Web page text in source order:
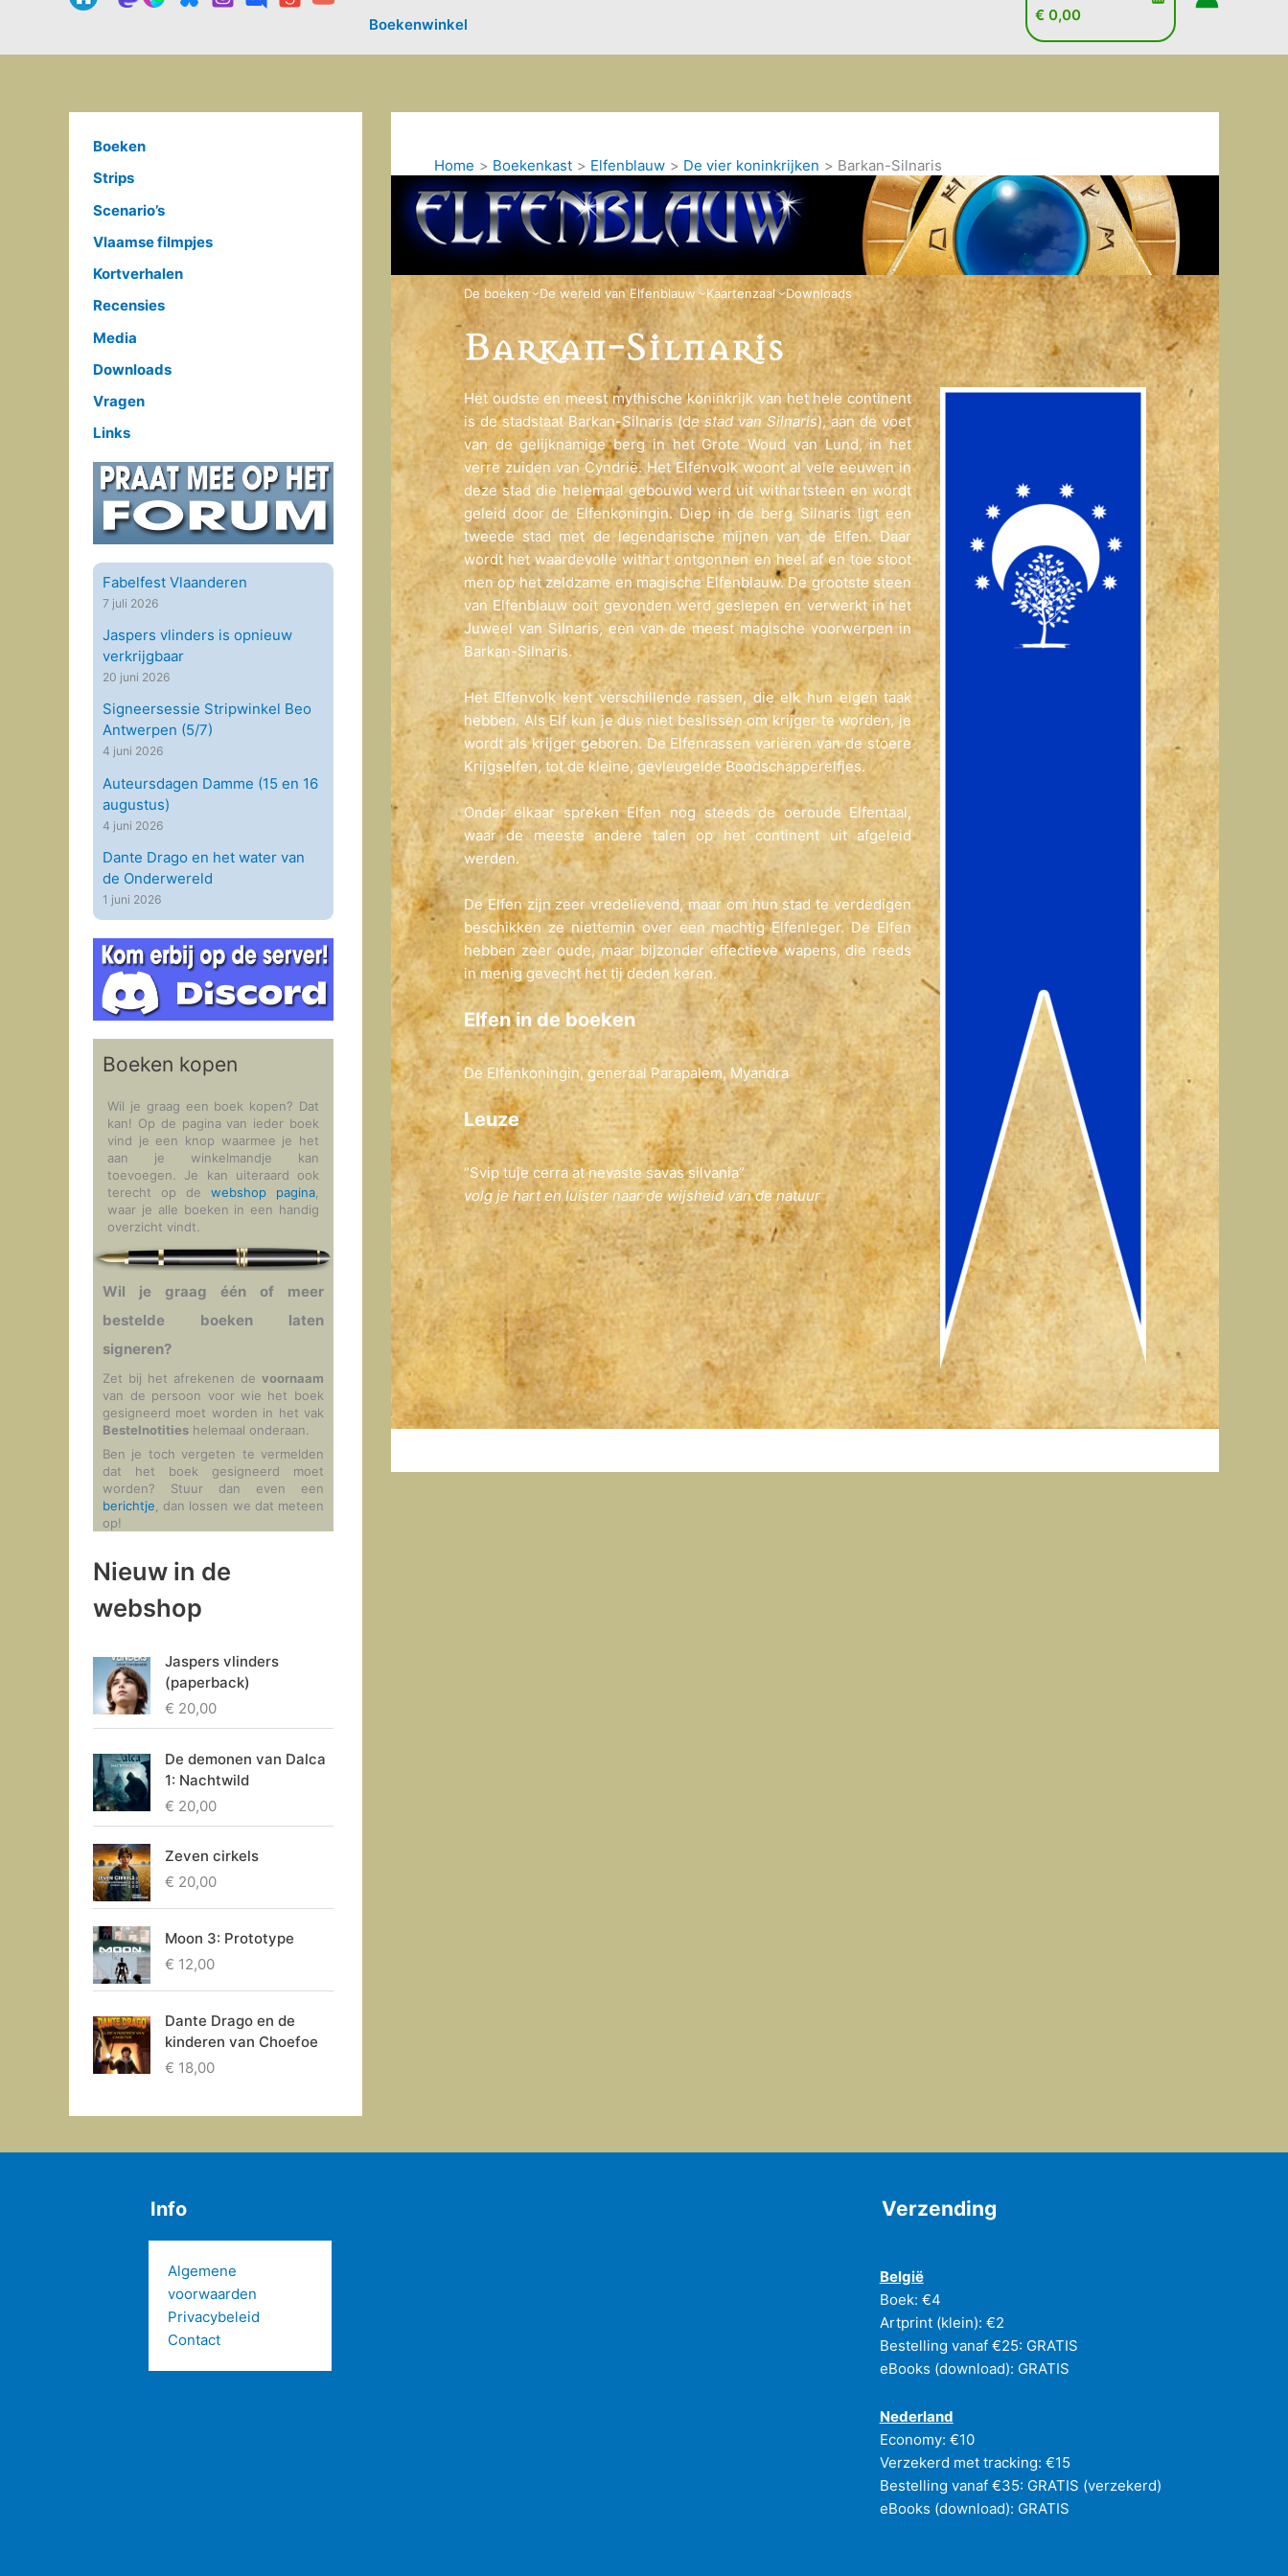
Boekenwinkel
€ 0,00
Boeken
Strips
Scenario’s
Vlaamse filmpjes
Kortverhalen
Recensies
Media
Downloads
Vragen
Links
Fabelfest Vlaanderen
7 juli 2026
Jaspers vlinders is opnieuw
verkrijgbaar
20 juni 2026
Signeersessie Stripwinkel Beo
Antwerpen (5/7)
4 juni 2026
Auteursdagen Damme (15 en 16
augustus)
4 juni 2026
Dante Drago en het water van
de Onderwereld
1 juni 2026
Boeken kopen
Wil je graag een boek kopen? Dat
kan! Op de pagina van ieder boek
vind je een knop waarmee je het
aan je winkelmandje kan
toevoegen. Je kan uiteraard ook
terecht op de webshop pagina,
waar je alle boeken in een handig
overzicht vindt.
Wil je graag één of meer
bestelde boeken laten
signeren?
Zet bij het afrekenen de voornaam
van de persoon voor wie het boek
gesigneerd moet worden in het vak
Bestelnotities helemaal onderaan.
Ben je toch vergeten te vermelden
dat het boek gesigneerd moet
worden? Stuur dan even een
berichtje , dan lossen we dat meteen
op!
Nieuw in de
webshop
Jaspers vlinders
(paperback)
€ 20,00
De demonen van Dalca
1: Nachtwild
€ 20,00
Zeven cirkels
€ 20,00
Moon 3: Prototype
€ 12,00
Dante Drago en de
kinderen van Choefoe
€ 18,00
Home Boekenkast Elfenblauw De vier koninkrijken Barkan-Silnaris
De boeken De wereld van Elfenblauw Kaartenzaal Downloads
Het oudste en meest mythische koninkrijk van het hele continent
is de stadstaat Barkan-Silnaris (de stad van Silnaris), aan de voet
van de gelijknamige berg in het Grote Woud van Lund, in het
verre zuiden van Cyndrië. Het Elfenvolk woont al vele eeuwen in
deze stad die helemaal gebouwd werd uit withartsteen en wordt
geleid door de Elfenkoningin. Diep in de berg Silnaris ligt een
tweede stad met de legendarische mijnen van de Elfen. Daar
wordt het waardevolle withart ontgonnen en heel af en toe stoot
men op het zeldzame en magische Elfenblauw. De grootste steen
van Elfenblauw ooit gevonden werd geslepen en verwerkt in het
Juweel van Silnaris, een van de meest magische voorwerpen in
Barkan-Silnaris.
Het Elfenvolk kent verschillende rassen, die elk hun eigen taak
hebben. Als Elf kun je dus niet beslissen om krijger te worden, je
wordt als krijger geboren. De Elfenrassen variëren van de stoere
Krijgselfen, tot de kleine, gevleugelde Boodschapperelfjes.
Onder elkaar spreken Elfen nog steeds de oeroude Elfentaal,
waar de meeste andere talen op het continent uit afgeleid
werden.
De Elfen zijn zeer vredelievend, maar om hun stad te verdedigen
beschikken ze niettemin over een machtig Elfenleger. De Elfen
hebben zeer oude, maar bijzonder effectieve wapens, die reeds
in menig gevecht het tij deden keren.
Elfen in de boeken
De Elfenkoningin, generaal Parapalem, Myandra
Leuze
“Svip tuje cerra at nevaste savas silvania”
volg je hart en luister naar de wijsheid van de natuur
Info
Algemene
voorwaarden
Privacybeleid
Contact
Verzending
België
Boek: €4
Artprint (klein): €2
Bestelling vanaf €25: GRATIS
eBooks (download): GRATIS
Nederland
Economy: €10
Verzekerd met tracking: €15
Bestelling vanaf €35: GRATIS (verzekerd)
eBooks (download): GRATIS